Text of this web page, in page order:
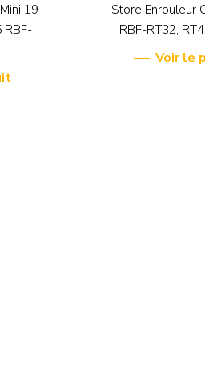
19
RBF-
Store Enrouleur
RBF-RT32,
Voir le